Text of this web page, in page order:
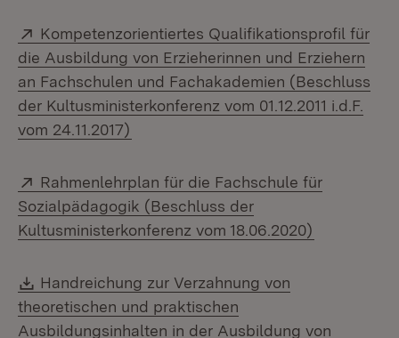
Extern:
Kompetenzorientiertes Qualifikationsprofil für
die Ausbildung von Erzieherinnen und Erziehern
an Fachschulen und Fachakademien (Beschluss
der Kultusministerkonferenz vom 01.12.2011 i.d.F.
vom 24.11.2017)
Extern:
Rahmenlehrplan für die Fachschule für
Sozialpädagogik (Beschluss der
Kultusministerkonferenz vom 18.06.2020)
Download:
Handreichung zur Verzahnung von
theoretischen und praktischen
Ausbildungsinhalten in der Ausbildung von